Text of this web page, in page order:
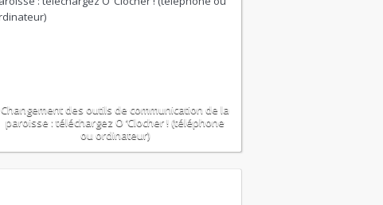
Changement des outils de communication de la
paroisse : téléchargez O ‘Clocher ! (téléphone
ou ordinateur)